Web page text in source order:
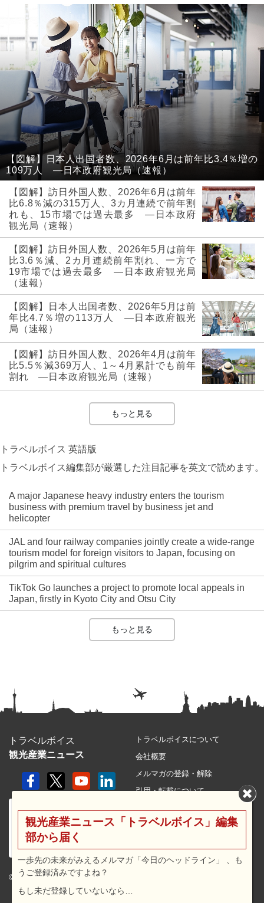
【図解】日本人出国者数、2026年6月は前年比3.4％増の
109万人 ―日本政府観光局（速報）
【図解】訪日外国人数、2026年6月は前年
比6.8％減の315万人、3カ月連続で前年割
れも、15市場では過去最多 ―日本政府
観光局（速報）
【図解】訪日外国人数、2026年5月は前年
比3.6％減、2カ月連続前年割れ、一方で
19市場では過去最多 ―日本政府観光局
（速報）
【図解】日本人出国者数、2026年5月は前
年比4.7％増の113万人 ―日本政府観光
局（速報）
【図解】訪日外国人数、2026年4月は前年
比5.5％減369万人、1～4月累計でも前年
割れ ―日本政府観光局（速報）
もっと見る
トラベルボイス 英語版
トラベルボイス編集部が厳選した注目記事を英文で読めます。
A major Japanese heavy industry enters the tourism
business with premium travel by business jet and
helicopter
JAL and four railway companies jointly create a wide-range
tourism model for foreign visitors to Japan, focusing on
pilgrim and spiritual cultures
TikTok Go launches a project to promote local appeals in
Japan, firstly in Kyoto City and Otsu City
もっと見る
トラベルボイス
観光産業ニュース
© 2026 travel voice.
トラベルボイスについて
会社概要
メルマガの登録・解除
引用・転載について
利用規約
広告メニュー・料金
観光産業ニュース「トラベルボイス」編集
部から届く
一歩先の未来がみえるメルマガ「今日のヘッドライン」 、も
うご登録済みですよね？
もし未だ登録していないなら…